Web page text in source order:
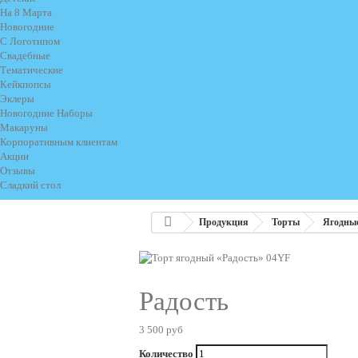
На 8 Марта
Новогодние
С Логотипом
Свадебные
Тематические
Кейкпопсы
Эклеры
Новогодние Наборы
Макаруны
Корпоративным клиентам
Акции
Отзывы
Сладкий стол
Продукция Торты
Радость
3 500 руб
Количество